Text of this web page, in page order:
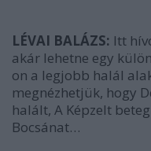
LÉVAI BALÁZS: Itt
akár lehetne egy
on a legjobb halál
megnézhetjük, hogy
halált, A Képzelt
Bocsánat…